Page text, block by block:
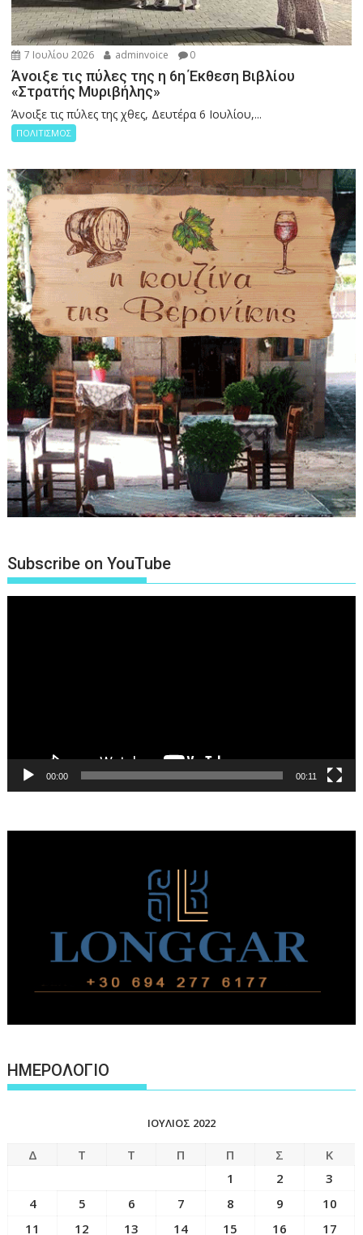
7 Ιουλίου 2026 adminvoice 0
Άνοιξε τις πύλες της η 6η Έκθεση Βιβλίου
«Στρατής Μυριβήλης»
Άνοιξε τις πύλες της χθες, Δευτέρα 6 Ιουλίου,...
ΠΟΛΙΤΙΣΜΟΣ
Subscribe on YouTube
00:00 00:11
ΗΜΕΡΟΛΟΓΙΟ
ΙΟΎΛΙΟΣ 2022
Δ Τ Τ Π Π Σ
Κ
1
2
3
4
5 6 7 8 9
10
11
12 13 14 15 16 17